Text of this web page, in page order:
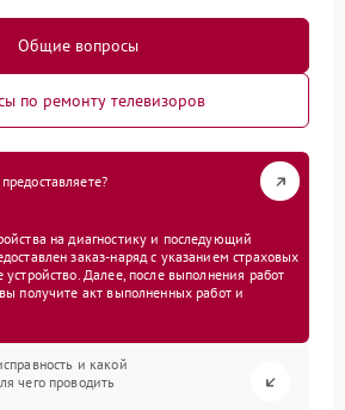
Общие вопросы
по ремонту телевизоров
на диагностику и последующий
заказ-наряд с указанием страховых
устройство. Далее, после выполнения работ
получите акт выполненных работ и
и какой
чего проводить